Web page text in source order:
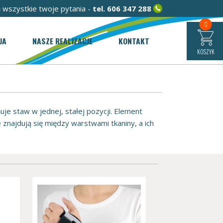
0
KOSZYK
wszystkie twoje pytania - tel. 606 347 288
NASZE REALIZACJE KONTAKT
staw w jednej, stałej pozycji. Element
się między warstwami tkaniny, a ich
są wykonane z materiałów, które
mięśni. Dzięki niej możliwe jest
pozycji ciała. W związku z tym
stawów skokowych czy zerwaniu ścięgna